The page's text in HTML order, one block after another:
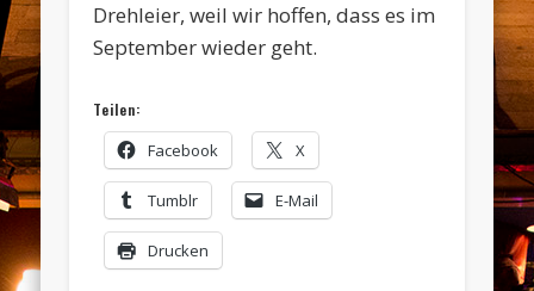
Drehleier, weil wir hoffen, dass es im
September wieder geht.
Teilen:
Facebook X
Tumblr E-Mail
Drucken